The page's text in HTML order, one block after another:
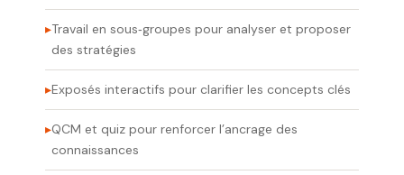
Travail en sous‑groupes pour analyser et proposer
des stratégies
Exposés interactifs pour clarifier les concepts clés
QCM et quiz pour renforcer l’ancrage des
connaissances